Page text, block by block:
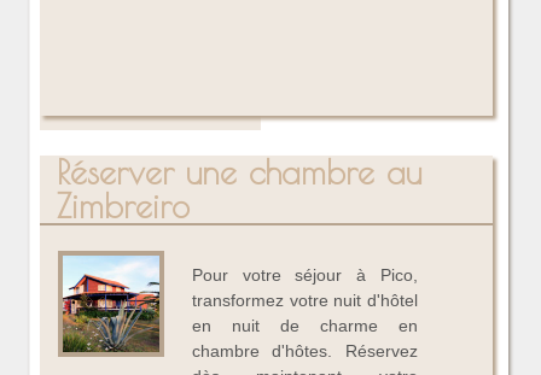
Réserver une chambre au
Zimbreiro
Pour votre séjour à Pico,
transformez votre nuit d'hôtel
en nuit de charme en
chambre d'hôtes. Réservez